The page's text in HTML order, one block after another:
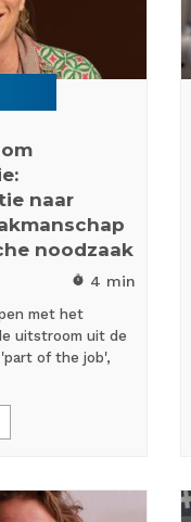
naar
noodzaak
timer 4 min
met het
uitstroom uit de
of the job',